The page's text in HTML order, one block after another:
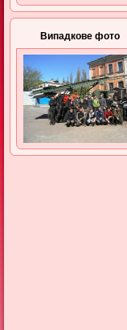
Випадкове фото